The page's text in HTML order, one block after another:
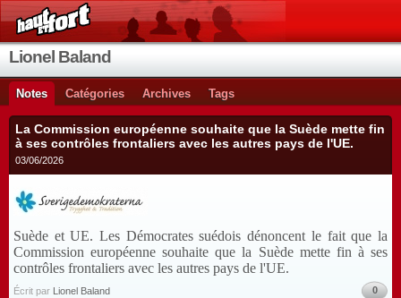
Lionel Baland
Notes Catégories Archives Tags
La Commission européenne souhaite que la Suède mette fin
à ses contrôles frontaliers avec les autres pays de l'UE.
03/06/2026
Suède et UE. Les Démocrates suédois dénoncent le fait que la
Commission européenne souhaite que la Suède mette fin à ses
contrôles frontaliers avec les autres pays de l'UE.
Écrit par Lionel Baland 0